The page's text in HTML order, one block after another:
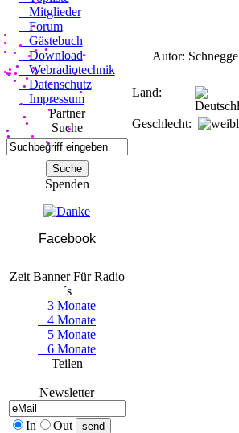
Mitglieder
Forum
Gästebuch
Download
Webradiotechnik
Datenschutz
Impressum
Partner
Suche
Spenden
Facebook
Zeit Banner Für Radio
´s
3 Monate
4 Monate
5 Monate
6 Monate
Teilen
Newsletter
In
Out
Autor: Schnegge
Land:
Geschlecht:
●●
●
●
●
●
●
●
●
●
●
●
●
●
●
●
●
●
●
● ●
●
●
●
●
●
●
●